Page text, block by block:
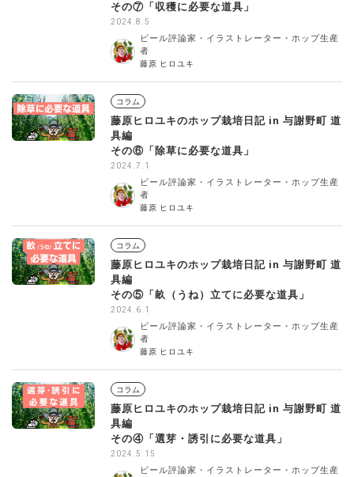
その⑦「収穫に必要な道具」
2024.8.5
ビール評論家・イラストレーター・ホップ生産
者
藤原 ヒロユキ
コラム
藤原ヒロユキのホップ栽培日記 in 与謝野町 道
具編
その⑥「除草に必要な道具」
2024.7.1
ビール評論家・イラストレーター・ホップ生産
者
藤原 ヒロユキ
コラム
藤原ヒロユキのホップ栽培日記 in 与謝野町 道
具編
その⑤「畝（うね）立てに必要な道具」
2024.6.1
ビール評論家・イラストレーター・ホップ生産
者
藤原 ヒロユキ
コラム
藤原ヒロユキのホップ栽培日記 in 与謝野町 道
具編
その④「選芽・誘引に必要な道具」
2024.5.15
ビール評論家・イラストレーター・ホップ生産